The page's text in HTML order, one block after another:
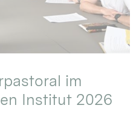
im
Institut 2026